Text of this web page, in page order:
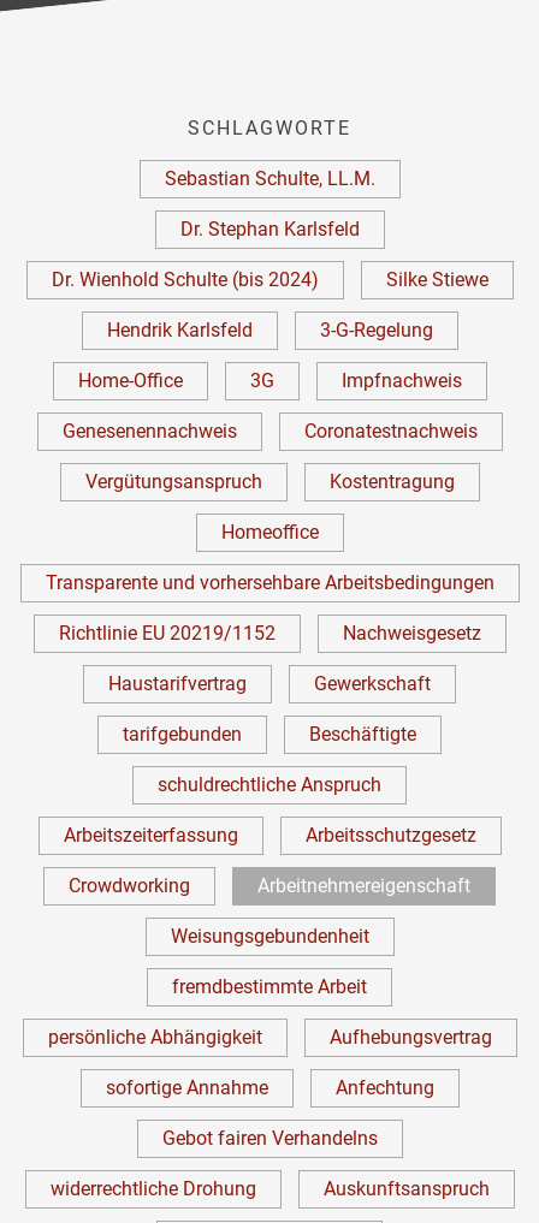
SCHLAGWORTE
Sebastian Schulte, LL.M.
Dr. Stephan Karlsfeld
Dr. Wienhold Schulte (bis 2024) Silke Stiewe
Hendrik Karlsfeld 3-G-Regelung
Home-Office 3G Impfnachweis
Genesenennachweis Coronatestnachweis
Vergütungsanspruch Kostentragung
Homeoffice
Transparente und vorhersehbare Arbeitsbedingungen
Richtlinie EU 20219/1152 Nachweisgesetz
Haustarifvertrag Gewerkschaft
tarifgebunden Beschäftigte
schuldrechtliche Anspruch
Arbeitszeiterfassung Arbeitsschutzgesetz
Crowdworking Arbeitnehmereigenschaft
Weisungsgebundenheit
fremdbestimmte Arbeit
persönliche Abhängigkeit Aufhebungsvertrag
sofortige Annahme Anfechtung
Gebot fairen Verhandelns
widerrechtliche Drohung Auskunftsanspruch